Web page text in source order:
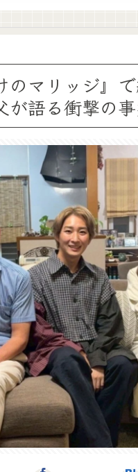
のマリッジ』
が語る衝撃の